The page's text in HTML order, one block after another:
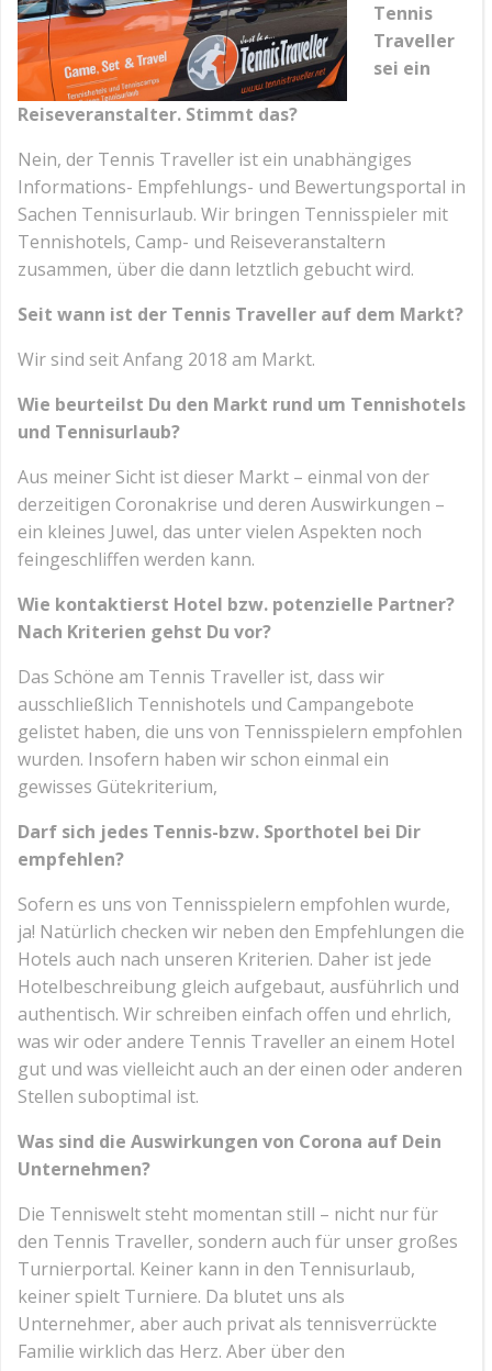
Tennis
Traveller
sei ein
Reiseveranstalter. Stimmt das?
Nein, der Tennis Traveller ist ein unabhängiges
Informations- Empfehlungs- und Bewertungsportal in
Sachen Tennisurlaub. Wir bringen Tennisspieler mit
Tennishotels, Camp- und Reiseveranstaltern
zusammen, über die dann letztlich gebucht wird.
Seit wann ist der Tennis Traveller auf dem Markt?
Wir sind seit Anfang 2018 am Markt.
Wie beurteilst Du den Markt rund um Tennishotels
und Tennisurlaub?
Aus meiner Sicht ist dieser Markt – einmal von der
derzeitigen Coronakrise und deren Auswirkungen –
ein kleines Juwel, das unter vielen Aspekten noch
feingeschliffen werden kann.
Wie kontaktierst Hotel bzw. potenzielle Partner?
Nach Kriterien gehst Du vor?
Das Schöne am Tennis Traveller ist, dass wir
ausschließlich Tennishotels und Campangebote
gelistet haben, die uns von Tennisspielern empfohlen
wurden. Insofern haben wir schon einmal ein
gewisses Gütekriterium,
Darf sich jedes Tennis-bzw. Sporthotel bei Dir
empfehlen?
Sofern es uns von Tennisspielern empfohlen wurde,
ja! Natürlich checken wir neben den Empfehlungen die
Hotels auch nach unseren Kriterien. Daher ist jede
Hotelbeschreibung gleich aufgebaut, ausführlich und
authentisch. Wir schreiben einfach offen und ehrlich,
was wir oder andere Tennis Traveller an einem Hotel
gut und was vielleicht auch an der einen oder anderen
Stellen suboptimal ist.
Was sind die Auswirkungen von Corona auf Dein
Unternehmen?
Die Tenniswelt steht momentan still – nicht nur für
den Tennis Traveller, sondern auch für unser großes
Turnierportal. Keiner kann in den Tennisurlaub,
keiner spielt Turniere. Da blutet uns als
Unternehmer, aber auch privat als tennisverrückte
Familie wirklich das Herz. Aber über den